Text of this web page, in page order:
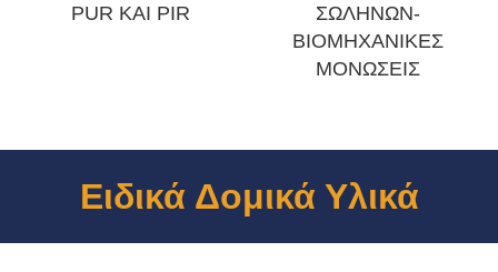
PUR ΚΑΙ PIR
ΣΩΛΉΝΩΝ-
ΒΙΟΜΗΧΑΝΙΚΈΣ
ΜΟΝΏΣΕΙΣ
Ειδικά Δομικά Υλικά